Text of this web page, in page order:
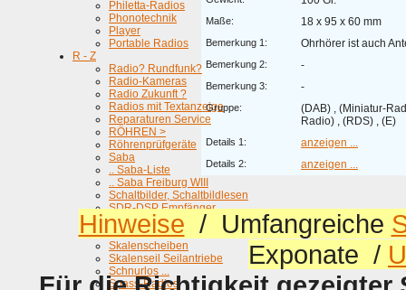
Philetta-Radios
Phonotechnik
Player
Portable Radios
R - Z
Radio? Rundfunk?
Radio-Kameras
Radio Zukunft ?
Radios mit Textanzeige
Reparaturen Service
RÖHREN >
Röhrenprüfgeräte
Saba
.. Saba-Liste
.. Saba Freiburg WIII
Schaltbilder, Schaltbildlesen
SDR-DSP Empfänger
Selbstbau-Projekte
Signalgeber
Skalenscheiben
Skalenseil Seilantriebe
Schnurlos ...
Spass-Radios
Maße: 18 x 95 x 60 mm
Bemerkung 1: Ohrhörer ist auch
Bemerkung 2: -
Bemerkung 3: -
Gruppe:
(DAB) , (Miniatur-
Radio) , (RDS) , (E)
Details 1: anzeigen ...
Details 2: anzeigen ...
Hinweise / Umfangreiche
Exponate /